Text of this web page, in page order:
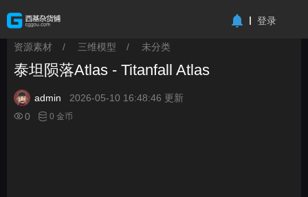
登录
资源素材 / 三维模型 / 未分类
泰坦陨落Atlas - Titanfall Atlas
admin
2026-05-10 16:48:46 更新
0
0 金币